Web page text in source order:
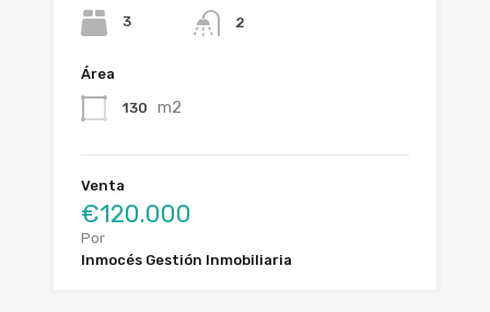
3 2
Área
130 m2
Venta
€120.000
Por
Inmocés Gestión Inmobiliaria